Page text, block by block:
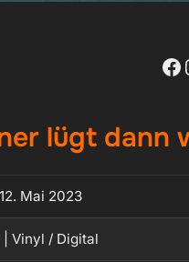
lügt dann
12. Mai 2023
| Vinyl / Digital